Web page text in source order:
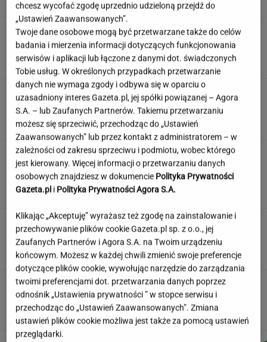
Damięcka dosadnie komentuje upały w
Polsce. "Zasłużyliście"
Te polskie przysłowia powinien znać każdy.
Na komplet stać nielicznych
To jeden z najczęstszych błędów przed
zagranicznym wyjazdem. O tym wiele osób
zapomina
MATERIAŁ PROMOCYJNY
Skłodowska na banknocie?
Zadecydowała interwencja polskiego ministra
SUBSKRYPCJA
Kulisy zmian w "halo tu polsat".
"Cichopek źle wypadła w badaniach"
chcesz wycofać zgodę uprzednio udzieloną przejdź do
„Ustawień Zaawansowanych”.
Twoje dane osobowe mogą być przetwarzane także do celów
badania i mierzenia informacji dotyczących funkcjonowania
serwisów i aplikacji lub łączone z danymi dot. świadczonych
Tobie usług. W określonych przypadkach przetwarzanie
danych nie wymaga zgody i odbywa się w oparciu o
uzasadniony interes Gazeta.pl, jej spółki powiązanej – Agora
S.A. – lub Zaufanych Partnerów. Takiemu przetwarzaniu
możesz się sprzeciwić, przechodząc do „Ustawień
Zaawansowanych” lub przez kontakt z administratorem – w
zależności od zakresu sprzeciwu i podmiotu, wobec którego
jest kierowany. Więcej informacji o przetwarzaniu danych
osobowych znajdziesz w dokumencie Polityka Prywatności
Gazeta.pl i Polityka Prywatności Agora S.A.
Klikając „Akceptuję” wyrażasz też zgodę na zainstalowanie i
przechowywanie plików cookie Gazeta.pl sp. z o.o., jej
Zaufanych Partnerów i Agora S.A. na Twoim urządzeniu
końcowym. Możesz w każdej chwili zmienić swoje preferencje
dotyczące plików cookie, wywołując narzędzie do zarządzania
twoimi preferencjami dot. przetwarzania danych poprzez
odnośnik „Ustawienia prywatności ” w stopce serwisu i
przechodząc do „Ustawień Zaawansowanych”. Zmiana
ustawień plików cookie możliwa jest także za pomocą ustawień
przeglądarki.